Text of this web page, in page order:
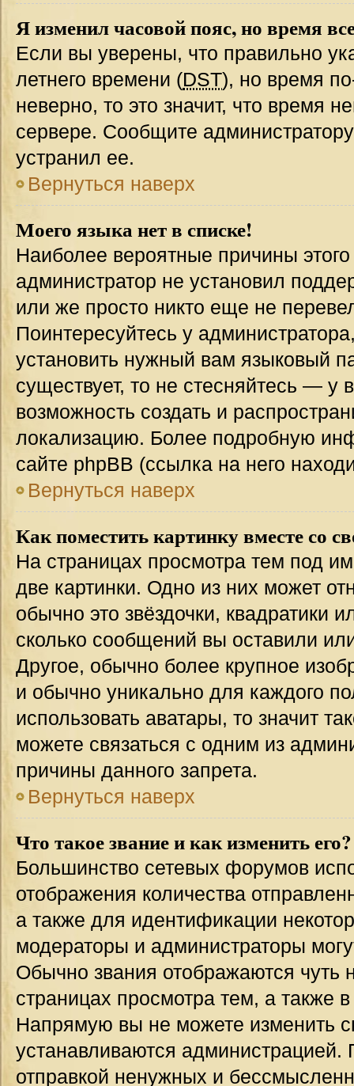
Я изменил часовой пояс, но время
Если вы уверены, что правильно
летнего времени (DST), но время
неверно, то это значит, что время
сервере. Сообщите
устранил ее.
Вернуться наверх
Моего языка нет в списке!
Наиболее вероятные причины этого
администратор не установил
или же просто никто еще не
Поинтересуйтесь у
установить нужный вам языковый
существует, то не стесняйтесь — у
возможность создать и
локализацию. Более подробную
сайте phpBB (ссылка на него
Вернуться наверх
Как поместить картинку вместе со
На страницах просмотра тем под
две картинки. Одно из них может
обычно это звёздочки, квадратики
сколько сообщений вы оставили
Другое, обычно более крупное
и обычно уникально для каждого
использовать аватары, то значит
можете связаться с одним из
причины данного запрета.
Вернуться наверх
Что такое звание и как изменить его?
Большинство сетевых форумов
отображения количества
а также для идентификации
модераторы и администраторы
Обычно звания отображаются чуть
страницах просмотра тем, а также
Напрямую вы не можете изменить
устанавливаются администрацией.
отправкой ненужных и